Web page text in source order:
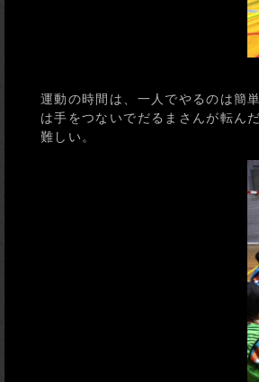
運動の時間は、一人でやるのは簡
は手をつないでだるまさんが転ん
難しい。